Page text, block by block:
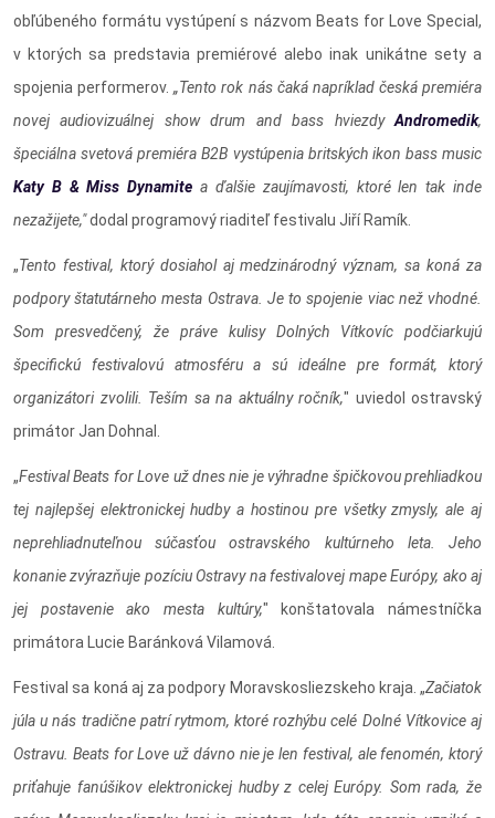
obľúbeného formátu vystúpení s názvom Beats for Love Special,
v ktorých sa predstavia premiérové alebo inak unikátne sety a
spojenia performerov.„Tento rok nás čaká napríklad česká premiéra
novej audiovizuálnej show drum and bass hviezdy Andromedik,
špeciálna svetová premiéra B2B vystúpenia britských ikon bass music
Katy B & Miss Dynamite a ďalšie zaujímavosti, ktoré len tak inde
nezažijete,"dodal programový riaditeľ festivalu Jiří Ramík.
„Tento festival, ktorý dosiahol aj medzinárodný význam, sa koná za
podpory štatutárneho mesta Ostrava. Je to spojenie viac než vhodné.
Som presvedčený, že práve kulisy Dolných Vítkovíc podčiarkujú
špecifickú festivalovú atmosféru a sú ideálne pre formát, ktorý
organizátori zvolili. Teším sa na aktuálny ročník," uviedol ostravský
primátor Jan Dohnal.
„Festival Beats for Love už dnes nie je výhradne špičkovou prehliadkou
tej najlepšej elektronickej hudby a hostinou pre všetky zmysly, ale aj
neprehliadnuteľnou súčasťou ostravského kultúrneho leta. Jeho
konanie zvýrazňuje pozíciu Ostravy na festivalovej mape Európy, ako aj
jej postavenie ako mesta kultúry," konštatovala námestníčka
primátora Lucie Baránková Vilamová.
Festival sa koná aj za podpory Moravskosliezskeho kraja. „Začiatok
júla u nás tradične patrí rytmom, ktoré rozhýbu celé Dolné Vítkovice aj
Ostravu. Beats for Love už dávno nie je len festival, ale fenomén, ktorý
priťahuje fanúšikov elektronickej hudby z celej Európy. Som rada, že